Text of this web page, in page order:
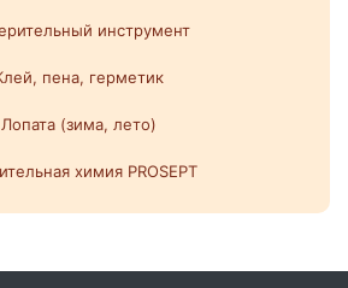
инструмент
пена, герметик
Лопата (зима, лето)
химия PROSEPT